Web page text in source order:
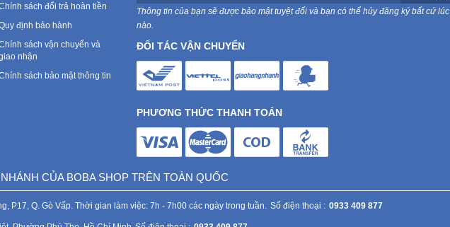
sách đổi trả hoàn tiền
định bảo hành
sách vận chuyển và
nhận
sách bảo mật thông tin
Thông tin của bạn sẽ được bảo mật tuyệt đối và bạn có thể hủy đăng ký bất cứ lúc
nào.
ĐỐI TÁC VẬN CHUYỂN
PHƯƠNG THỨC THANH TOÁN
CỦA BOBA SHOP TRÊN TOÀN QUỐC
P17, Q. Gò Vấp. Thời gian làm việc: 7h - 7h00 các ngày trong tuần. Số điện thoại : 0933 409 877